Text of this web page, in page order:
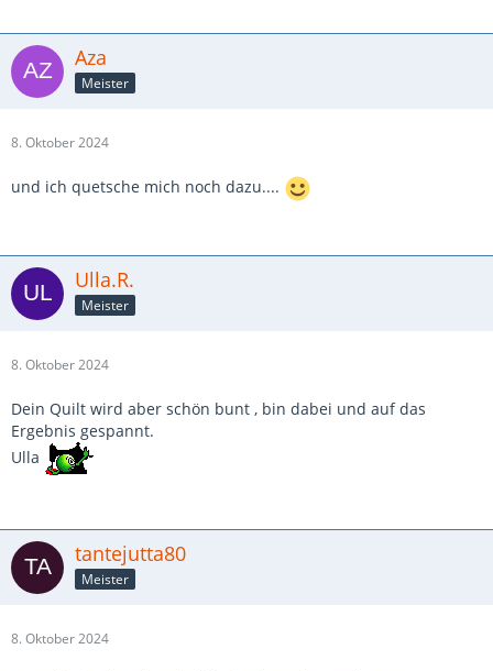
Aza
Meister
8. Oktober 2024
und ich quetsche mich noch dazu....
Ulla.R.
Meister
8. Oktober 2024
Dein Quilt wird aber schön bunt , bin dabei und auf das
Ergebnis gespannt.
Ulla
tantejutta80
Meister
8. Oktober 2024